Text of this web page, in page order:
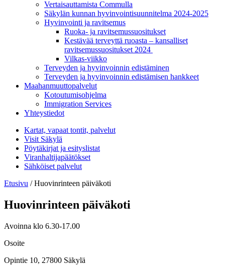
Vertaisauttamista Commulla
Säkylän kunnan hyvinvointisuunnitelma 2024-2025
Hyvinvointi ja ravitsemus
Ruoka- ja ravitsemussuositukset
Kestävää terveyttä ruoasta – kansalliset
ravitsemussuositukset 2024
Vilkas-viikko
Terveyden ja hyvinvoinnin edistäminen
Terveyden ja hyvinvoinnin edistämisen hankkeet
Maahanmuuttopalvelut
Kotoutumisohjelma
Immigration Services
Yhteystiedot
Kartat, vapaat tontit, palvelut
Visit Säkylä
Pöytäkirjat ja esityslistat
Viranhaltijapäätökset
Sähköiset palvelut
Etusivu /Huovinrinteen päiväkoti
Huovinrinteen päiväkoti
Avoinna klo 6.30-17.00
Osoite
Opintie 10, 27800 Säkylä